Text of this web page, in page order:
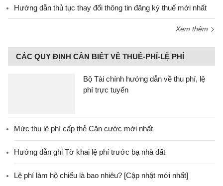
Hướng dẫn thủ tục thay đổi thông tin đăng ký thuế mới nhất
Xem thêm
CÁC QUY ĐỊNH CẦN BIẾT VỀ THUẾ-PHÍ-LỆ PHÍ
Bộ Tài chính hướng dẫn về thu phí, lệ
phí trực tuyến
Mức thu lệ phí cấp thẻ Căn cước mới nhất
Hướng dẫn ghi Tờ khai lệ phí trước bạ nhà đất
Lệ phí làm hộ chiếu là bao nhiêu? [Cập nhật mới nhất]